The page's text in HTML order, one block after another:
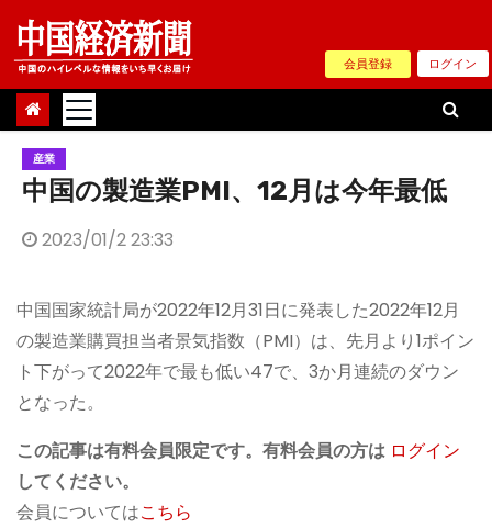
Skip
content
会員登録 ログイン
産業
中国の製造業PMI、12月は今年最低
2023/01/2 23:33
中国国家統計局が2022年12月31日に発表した2022年12月
の製造業購買担当者景気指数（PMI）は、先月より1ポイン
ト下がって2022年で最も低い47で、3か月連続のダウン
となった。
この記事は有料会員限定です。有料会員の方は ログイン
してください。
会員についてはこちら